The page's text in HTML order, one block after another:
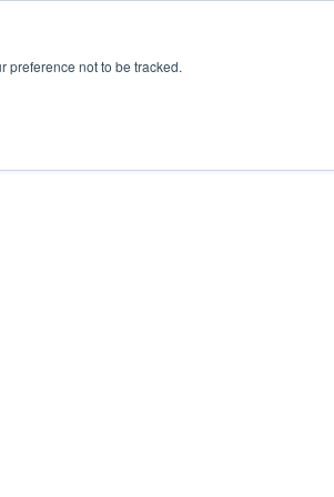
preference not to be tracked.